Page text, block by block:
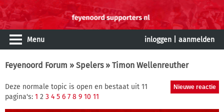
Menu inloggen aanmelden
Feyenoord Forum » Spelers» Timon Wellenreuther
Deze normale topic is open en bestaat uit 11
pagina's: 1 2 3 4 5 6 7 8 9 10 11